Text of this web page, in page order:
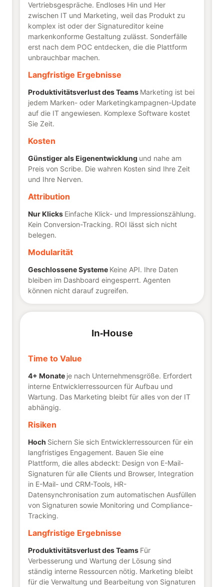
Vertriebsgespräche. Endloses Hin und Her
zwischen IT und Marketing, weil das Produkt zu
komplex ist oder der Signatureditor keine
markenkonforme Gestaltung zulässt. Sonderfälle
erst nach dem POC entdecken, die die Plattform
unbrauchbar machen.
Langfristige Ergebnisse
Produktivitätsverlust des Teams Marketing ist bei
jedem Marken- oder Marketingkampagnen-Update
auf die IT angewiesen. Komplexe Software kostet
Sie Zeit.
Kosten
Günstiger als Eigenentwicklung und nahe am
Preis von Scribe. Die wahren Kosten sind Ihre Zeit
und Ihre Nerven.
Attribution
Nur Klicks Einfache Klick- und Impressionszählung.
Kein Conversion-Tracking. ROI lässt sich nicht
belegen.
Modularität
Geschlossene Systeme Keine API. Ihre Daten
bleiben im Dashboard eingesperrt. Agenten
können nicht darauf zugreifen.
In-House
Time to Value
4+ Monate je nach Unternehmensgröße. Erfordert
interne Entwicklerressourcen für Aufbau und
Wartung. Das Marketing bleibt für alles von der IT
abhängig.
Risiken
Hoch Sichern Sie sich Entwicklerressourcen für ein
langfristiges Engagement. Bauen Sie eine
Plattform, die alles abdeckt: Design von E-Mail-
Signaturen für alle Clients und Browser, Integration
in E-Mail- und CRM-Tools, HR-
Datensynchronisation zum automatischen Ausfüllen
von Signaturen sowie Monitoring und Compliance-
Tracking.
Langfristige Ergebnisse
Produktivitätsverlust des Teams Für
Verbesserung und Wartung der Lösung sind
ständig interne Ressourcen nötig. Marketing bleibt
für die Verwaltung und Bearbeitung von Signaturen